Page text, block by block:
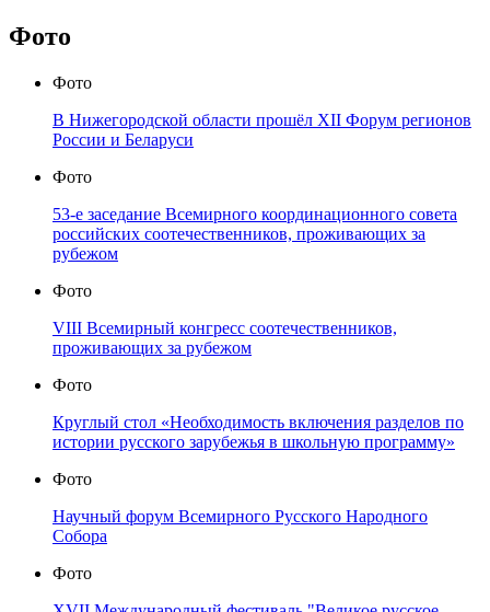
Фото
Фото
В Нижегородской области прошёл XII Форум регионов
России и Беларуси
Фото
53-е заседание Всемирного координационного совета
российских соотечественников, проживающих за
рубежом
Фото
VIII Всемирный конгресс соотечественников,
проживающих за рубежом
Фото
Круглый стол «Необходимость включения разделов по
истории русского зарубежья в школьную программу»
Фото
Научный форум Всемирного Русского Народного
Собора
Фото